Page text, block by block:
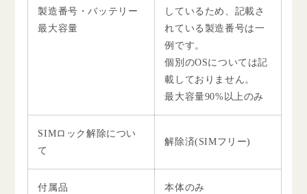
製造番号・バッテリー
最大容量
しているため、記載さ
れている製造番号は一
例です。
個別のOSについては記
載しておりません。
最大容量90%以上のみ
SIMロック解除につい
て
解除済(SIMフリー)
付属品 本体のみ